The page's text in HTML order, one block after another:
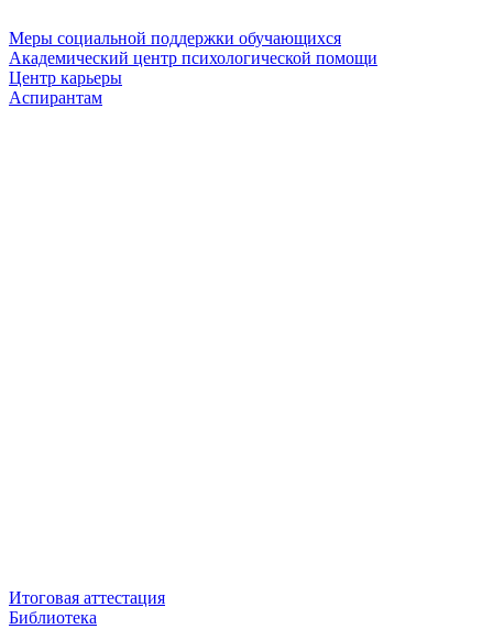
Меры социальной поддержки обучающихся
Академический центр психологической помощи
Центр карьеры
Аспирантам
Итоговая аттестация
Библиотека